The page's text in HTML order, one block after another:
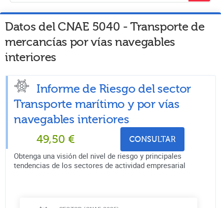
Datos del CNAE 5040 -Transporte de
mercancías por vías navegables
interiores
Informe de Riesgo del sector
Transporte marítimo y por vías
navegables interiores
49,50 € CONSULTAR
Obtenga una visión del nivel de riesgo y principales
tendencias de los sectores de actividad empresarial